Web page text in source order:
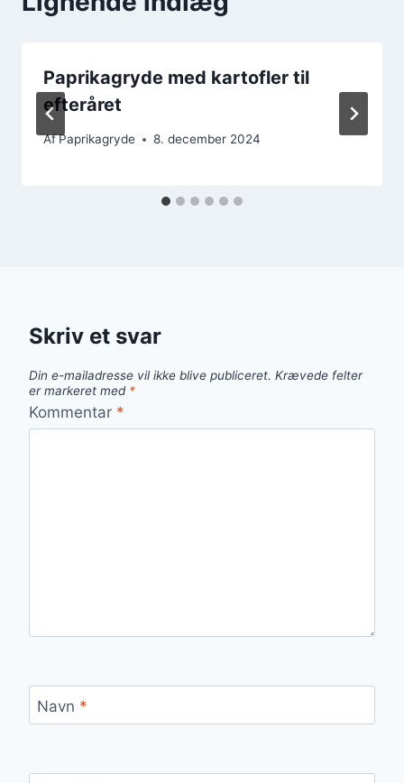
Paprikagryde med kartofler til
efteråret
AfPaprikagryde 8. december 2024
Skriv et svar
Din e-mailadresse vil ikke blive publiceret. Krævede felter
er markeret med *
Kommentar *
Navn *